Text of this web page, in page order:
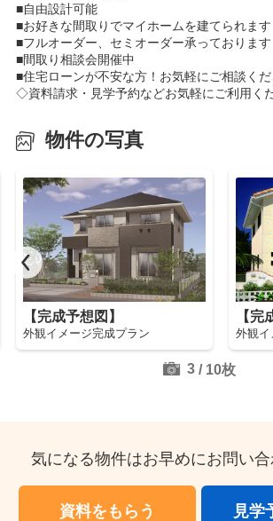
■自由設計可能
■お好きな間取りでマイホームを建てられます
■フルオーダー、セミオーダー承っております
■間取り相談会開催中
■住宅ローンが不安な方！お気軽にご相談くだ
◇資料請求・見学予約などお気軽にご利用く
物件の写真
【完成予想図】
外観イメージ完成プラン
【完
外観イ
3 / 10枚
気になる物件はお早めにお問い
資料をもらう 見学